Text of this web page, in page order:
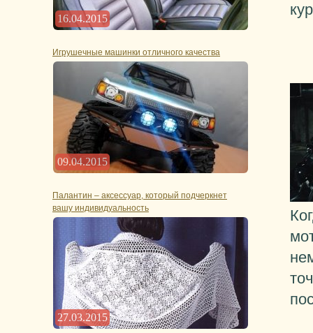
16.04.2015
Игрушечные машинки отличного качества
09.04.2015
Палантин – аксессуар, который подчеркнет
вашу индивидуальность
27.03.2015